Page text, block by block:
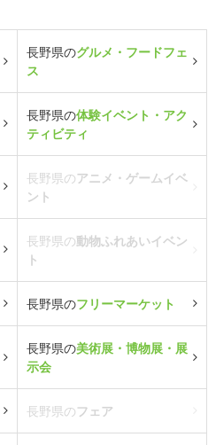
長野県のグルメ・フードフェ
ス
長野県の体験イベント・アク
ティビティ
長野県のアニメ・ゲームイベ
ント
長野県の動物ふれあいイベン
ト
長野県のフリーマーケット
長野県の美術展・博物展・展
示会
長野県のフェア